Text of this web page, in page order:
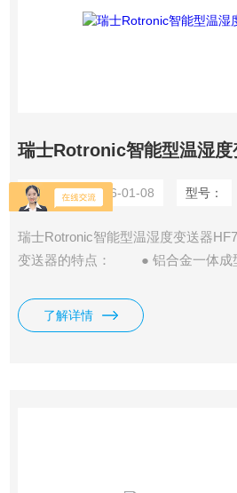
瑞士Rotronic智能型温湿度
更新时间：2026-01-08 型号：
瑞士Rotronic智能型温湿度变送器
变送器的特点： ● 铝合金一体
图像显示模式
了解详情